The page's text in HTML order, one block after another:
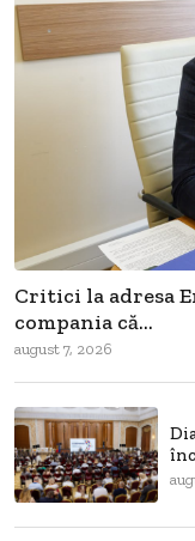
Critici la adresa
compania că...
august 7, 2026